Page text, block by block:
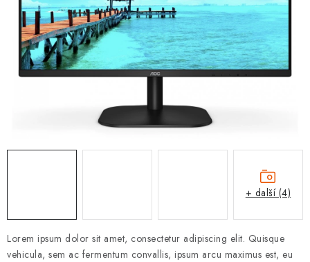
Jak na Jupiter Obchodní podmínky
Kontakty
Hodnocení obchodu
Lorem ipsum dolor sit amet, consectetur adipiscing elit. Quisque
vehicula, sem ac fermentum convallis, ipsum arcu maximus est, eu
+ další (4)